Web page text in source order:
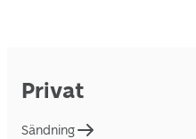
Privat
Sändning